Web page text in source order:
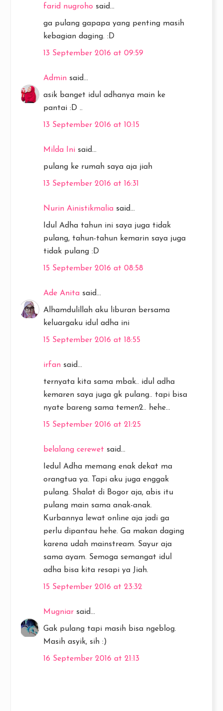
farid nugroho said...
ga pulang gapapa yang penting masih
kebagian daging. :D
13 September 2016 at 09:59
Admin said...
asik banget idul adhanya main ke
pantai :D ..
13 September 2016 at 10:15
Milda Ini said...
pulang ke rumah saya aja jiah
13 September 2016 at 16:31
Nurin Ainistikmalia said...
Idul Adha tahun ini saya juga tidak
pulang, tahun-tahun kemarin saya juga
tidak pulang :D
15 September 2016 at 08:58
Ade Anita said...
Alhamdulillah aku liburan bersama
keluargaku idul adha ini
15 September 2016 at 18:55
irfan said...
ternyata kita sama mbak.. idul adha
kemaren saya juga gk pulang.. tapi bisa
nyate bareng sama temen2.. hehe...
15 September 2016 at 21:25
belalang cerewet said...
Iedul Adha memang enak dekat ma
orangtua ya. Tapi aku juga enggak
pulang. Shalat di Bogor aja, abis itu
pulang main sama anak-anak.
Kurbannya lewat online aja jadi ga
perlu dipantau hehe. Ga makan daging
karena udah mainstream. Sayur aja
sama ayam. Semoga semangat idul
adha bisa kita resapi ya Jiah.
15 September 2016 at 23:32
Mugniar said...
Gak pulang tapi masih bisa ngeblog.
Masih asyik, sih :)
16 September 2016 at 21:13